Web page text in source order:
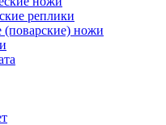
реплики
ножи